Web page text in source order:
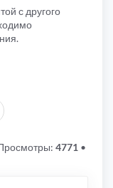
с другого
След.
4771 •